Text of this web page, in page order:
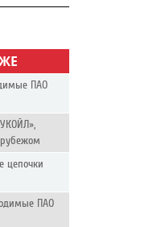
ПАО
цепочки
ПАО